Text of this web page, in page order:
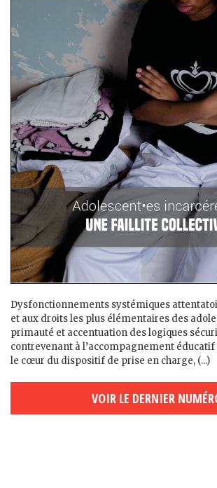
Dysfonctionnements systémiques
et aux droits les plus élémentaires des
primauté et accentuation des logiques
contrevenant à l’accompagnement
le cœur du dispositif de prise en charge, (...)
VOIR LE DERNIER